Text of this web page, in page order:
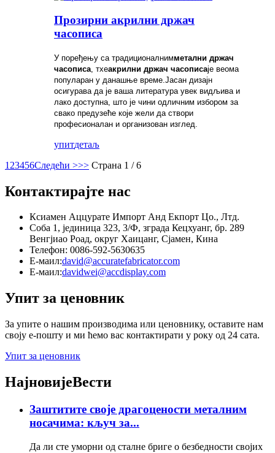
Прозирни акрилни држач
часописа
У поређењу са традиционалнимметални држач
часописа , тхеакрилни држач часописаје веома
популаран у данашње време.Јасан дизајн
осигурава да је ваша литература увек видљива и
лако доступна, што је чини одличним избором за
свако предузеће које жели да створи
професионалан и организован изглед.
упитдетаљ
1 23456Следећи >>> Страна 1 / 6
Контактирајте нас
Ксиамен Аццурате Импорт Анд Екпорт Цо., Лтд.
Соба 1, јединица 323, 3/Ф, зграда Кецхуанг, бр. 289
Венгјиао Роад, округ Хаицанг, Сјамен, Кина
Телефон: 0086-592-5630635
Е-маил:david@accuratefabricator.com
Е-маил:davidwei@accdisplay.com
Упит за ценовник
За упите о нашим производима или ценовнику, оставите нам
своју е-пошту и ми ћемо вас контактирати у року од 24 сата.
Упит за ценовник
НајновијеВести
Заштитите своје драгоцености металним
носачима: кључ за...
Да ли сте уморни од сталне бриге о безбедности својих